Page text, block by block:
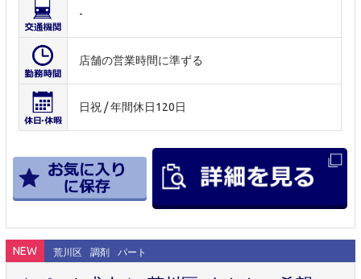
-
店舗の営業時間に準ずる
日祝 / 年間休日120日
NEW 荒川区 調剤 パート